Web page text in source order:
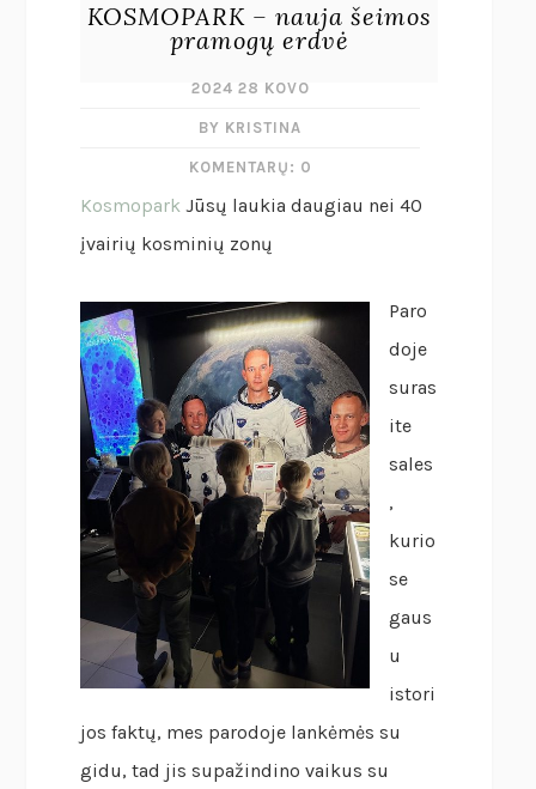
KOSMOPARK – nauja šeimos
pramogų erdvė
2024 28 KOVO
BY KRISTINA
KOMENTARŲ: 0
KosmoparkJūsų laukia daugiau nei 40
įvairių kosminių zonų
Paro
doje
suras
ite
sales
,
kurio
se
gaus
u
istori
jos faktų, mes parodoje lankėmės su
gidu, tad jis supažindino vaikus su